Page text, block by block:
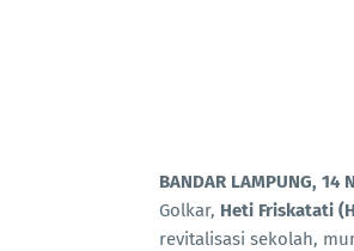
BANDAR LAMPUNG,
Golkar, Heti Friskatati
revitalisasi sekolah,